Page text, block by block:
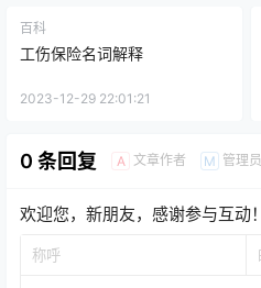
百科
工伤保险名词解释
2023-12-29 22:01:21
0 条回复 A 文章作者 M 管理员
欢迎您，新朋友，感谢参与互动！